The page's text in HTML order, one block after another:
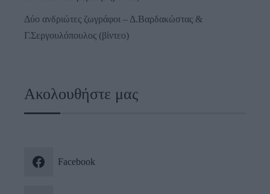
Δύο ανδριώτες ζωγράφοι – Δ.Βαρδακώστας &
Γ.Σεργουλόπουλος (βίντεο)
Ακολουθήστε μας
Facebook